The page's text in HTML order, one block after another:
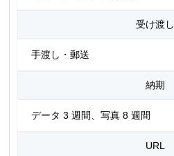
受け渡し
手渡し・郵送
納期
データ 3 週間、写真 8 週間
URL